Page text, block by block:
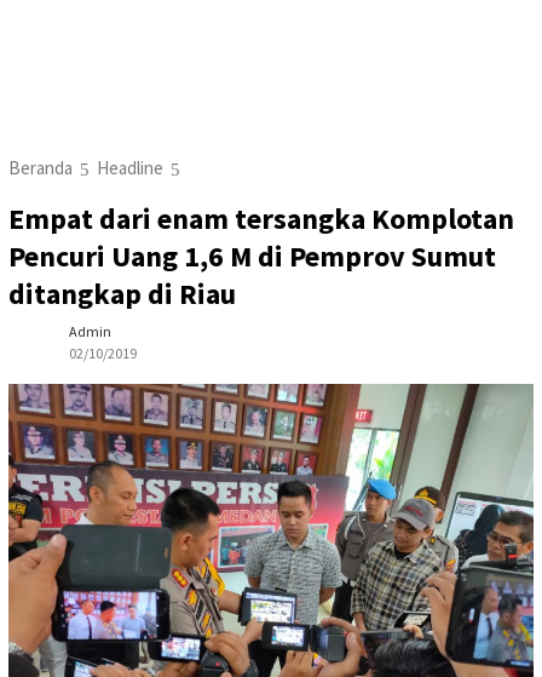
Beranda Headline
Empat dari enam tersangka Komplotan
Pencuri Uang 1,6 M di Pemprov Sumut
ditangkap di Riau
Admin
02/10/2019